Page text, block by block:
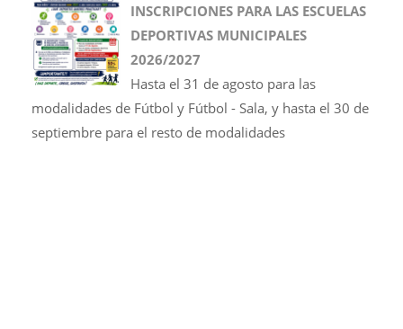
INSCRIPCIONES PARA LAS ESCUELAS
DEPORTIVAS MUNICIPALES
2026/2027
Hasta el 31 de agosto para las
modalidades de Fútbol y Fútbol - Sala, y hasta el 30 de
septiembre para el resto de modalidades